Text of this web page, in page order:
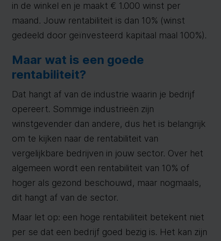
in de winkel en je maakt € 1.000 winst per
maand. Jouw rentabiliteit is dan 10% (winst
gedeeld door geïnvesteerd kapitaal maal 100%).
Maar wat is een goede
rentabiliteit?
Dat hangt af van de industrie waarin je bedrijf
opereert. Sommige industrieën zijn
winstgevender dan andere, dus het is belangrijk
om te kijken naar de rentabiliteit van
vergelijkbare bedrijven in jouw sector. Over het
algemeen wordt een rentabiliteit van 10% of
hoger als gezond beschouwd, maar nogmaals,
dit hangt af van de sector.
Maar let op: een hoge rentabiliteit betekent niet
per se dat een bedrijf goed bezig is. Het kan zijn